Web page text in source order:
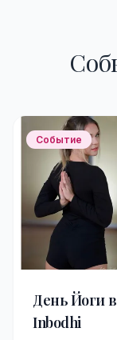
Событие
День Йоги
Inbodhi